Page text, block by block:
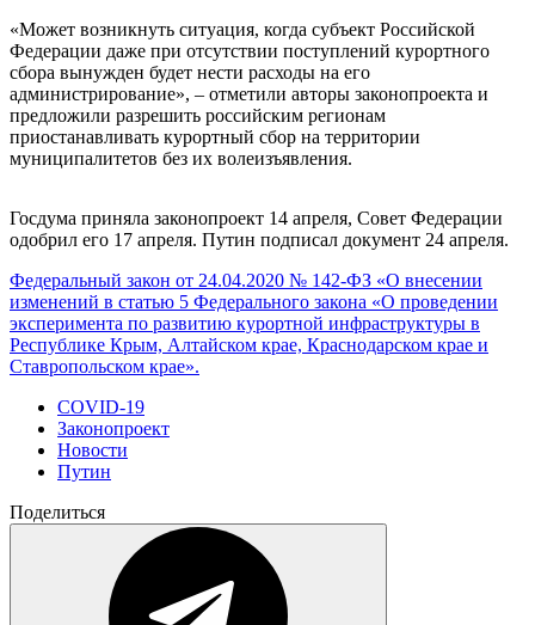
«Может возникнуть ситуация, когда субъект Российской
Федерации даже при отсутствии поступлений курортного
сбора вынужден будет нести расходы на его
администрирование», – отметили авторы законопроекта и
предложили разрешить российским регионам
приостанавливать курортный сбор на территории
муниципалитетов без их волеизъявления.
Госдума приняла законопроект 14 апреля, Совет Федерации
одобрил его 17 апреля. Путин подписал документ 24 апреля.
Федеральный закон от 24.04.2020 № 142-ФЗ «О внесении
изменений в статью 5 Федерального закона «О проведении
эксперимента по развитию курортной инфраструктуры в
Республике Крым, Алтайском крае, Краснодарском крае и
Ставропольском крае».
COVID-19
Законопроект
Новости
Путин
Поделиться